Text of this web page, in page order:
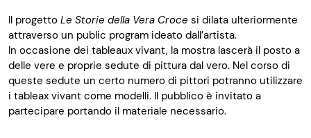
Il progetto Le Storie della Vera Croce si dilata ulteriormente
attraverso un public program ideato dall’artista.
In occasione dei tableaux vivant, la mostra lascerà il posto a
delle vere e proprie sedute di pittura dal vero. Nel corso di
queste sedute un certo numero di pittori potranno utilizzare
i tableax vivant come modelli. Il pubblico è invitato a
partecipare portando il materiale necessario.